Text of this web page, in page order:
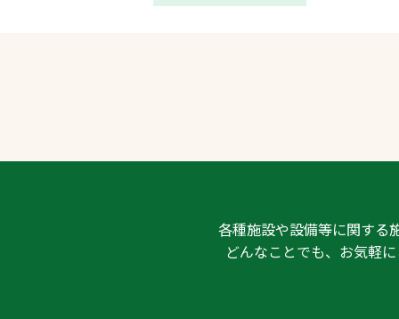
各種施設や設備等に関する
どんなことでも、お気軽